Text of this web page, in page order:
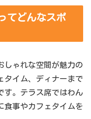
てどんなスポ
しゃれな空間が魅力の
タイム、ディナーまで
す。テラス席ではわん
食事やカフェタイムを